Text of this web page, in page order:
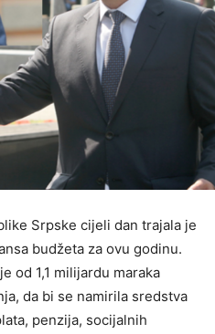
Srpske cijeli dan trajala je
budžeta za ovu godinu.
od 1,1 milijardu maraka
da bi se namirila sredstva
penzija, socijalnih